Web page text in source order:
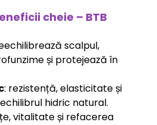
cheie – BTB
scalpul,
și protejează în
: rezistență, elasticitate și
hidric natural.
vitalitate și refacerea